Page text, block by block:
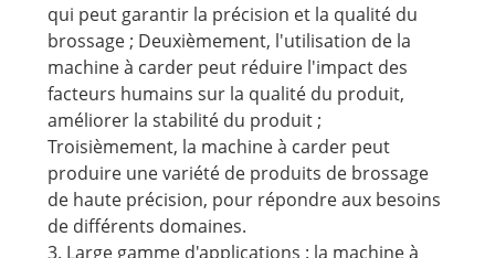
qui peut garantir la précision et la qualité du
brossage ; Deuxièmement, l'utilisation de la
machine à carder peut réduire l'impact des
facteurs humains sur la qualité du produit,
améliorer la stabilité du produit ;
Troisièmement, la machine à carder peut
produire une variété de produits de brossage
de haute précision, pour répondre aux besoins
de différents domaines.
3. Large gamme d'applications : la machine à